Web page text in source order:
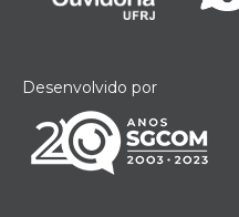
Desenvolvido por